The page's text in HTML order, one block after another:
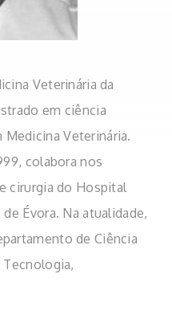
Veterinária da
em ciência
Veterinária.
colabora nos
cirurgia do Hospital
Évora. Na atualidade,
de Ciência
Tecnologia,